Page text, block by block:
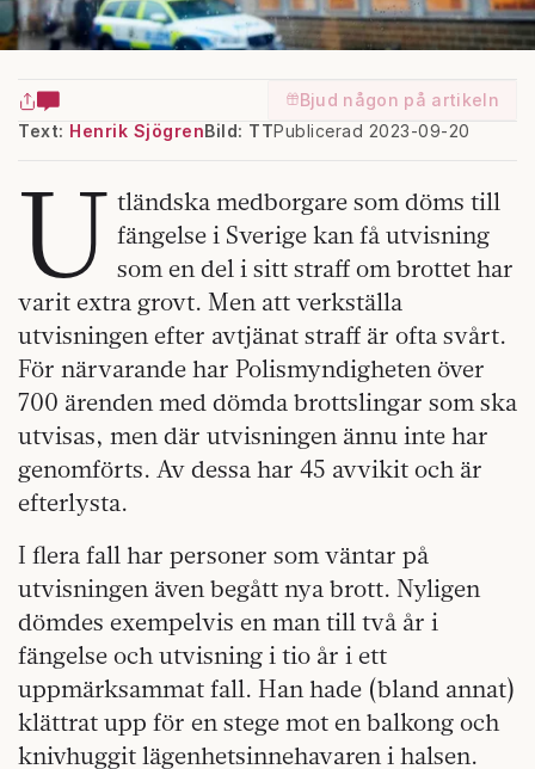
Bjud någon på artikeln
Text: Henrik Sjögren Publicerad 2023-09-20
Bild: TT
U tländska medborgare som döms till
fängelse i Sverige kan få utvisning
som en del i sitt straff om brottet har
varit extra grovt. Men att verkställa
utvisningen efter avtjänat straff är ofta svårt.
För närvarande har Polismyndigheten över
700 ärenden med dömda brottslingar som ska
utvisas, men där utvisningen ännu inte har
genomförts. Av dessa har 45 avvikit och är
efterlysta.
I flera fall har personer som väntar på
utvisningen även begått nya brott. Nyligen
dömdes exempelvis en man till två år i
fängelse och utvisning i tio år i ett
uppmärksammat fall. Han hade (bland annat)
klättrat upp för en stege mot en balkong och
knivhuggit lägenhetsinnehavaren i halsen.